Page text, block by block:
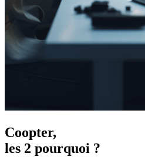
Coopter,
les 2 pourquoi ?